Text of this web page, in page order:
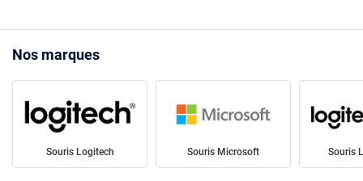
Nos marques
Souris Logitech Souris Microsoft Souris